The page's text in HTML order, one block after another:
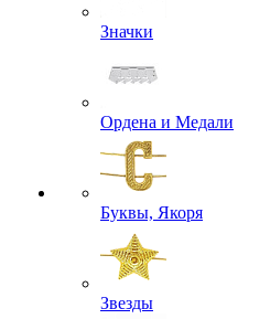
Значки
Ордена и Медали
Буквы, Якоря
Звезды